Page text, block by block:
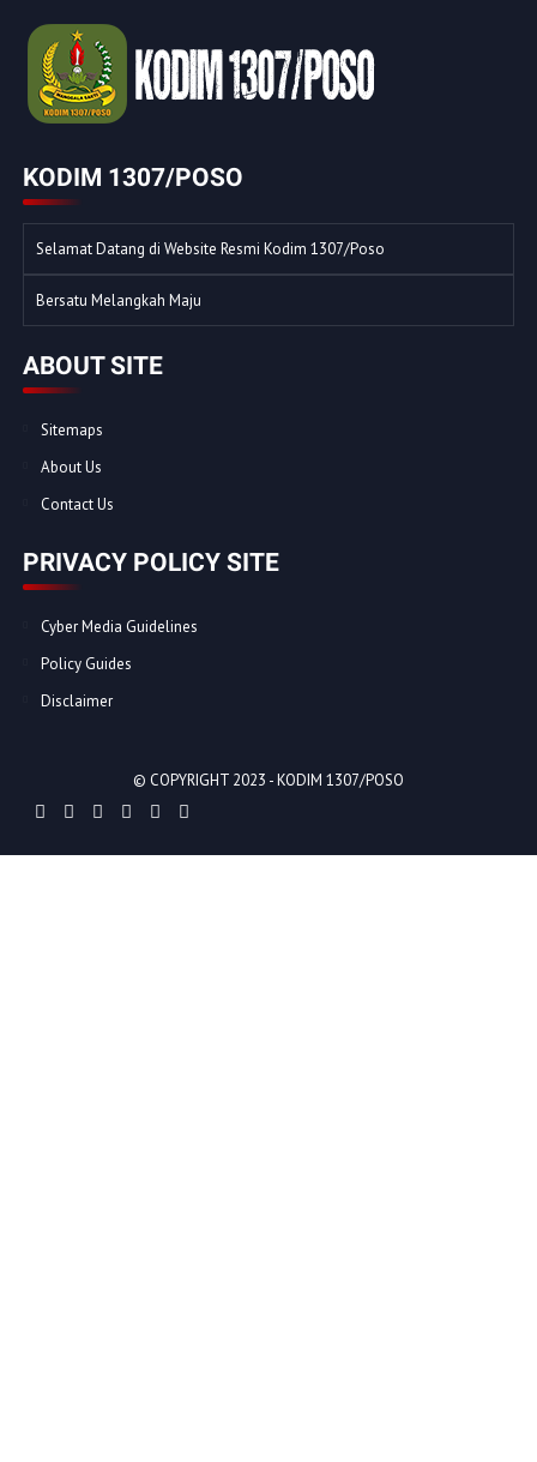
KODIM 1307/POSO
Selamat Datang di Website Resmi Kodim 1307/Poso
Bersatu Melangkah Maju
ABOUT SITE
Sitemaps
About Us
Contact Us
PRIVACY POLICY SITE
Cyber Media Guidelines
Policy Guides
Disclaimer
© COPYRIGHT 2023 -KODIM 1307/POSO